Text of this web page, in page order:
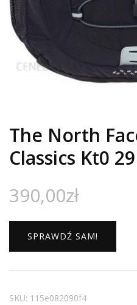
The North
Classics Kt0
390,00zł
SPRAWDŹ SAM!
SKU: 115e082090f4